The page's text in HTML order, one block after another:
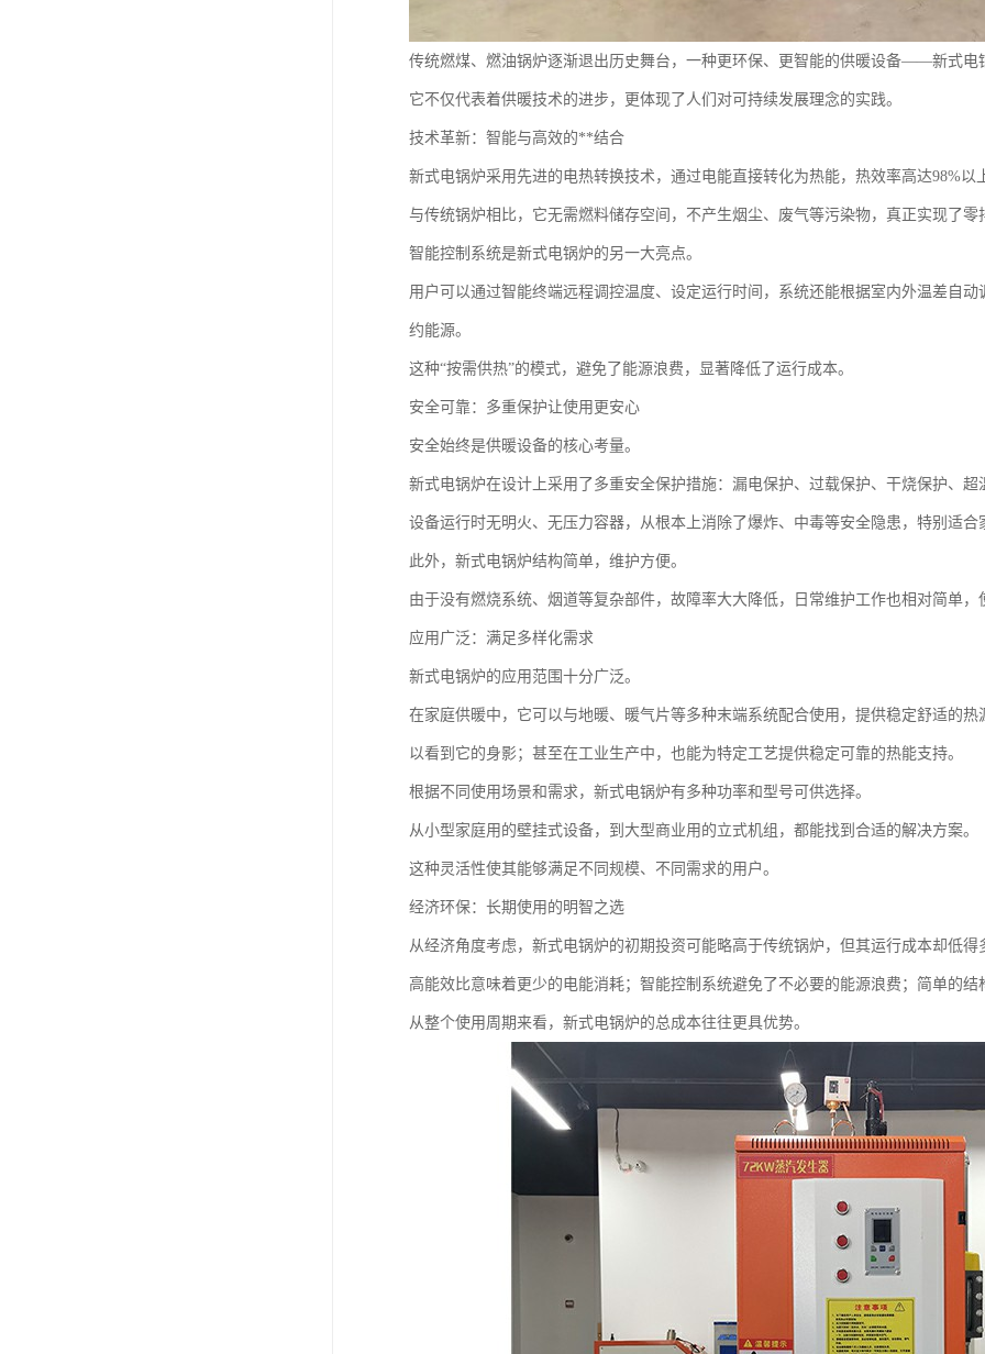
传统燃煤、燃油锅炉逐渐退出历史舞台，一种更环保、更智能的供暖设备——新式电
它不仅代表着供暖技术的进步，更体现了人们对可持续发展理念的实践。
技术革新：智能与高效的**结合
新式电锅炉采用先进的电热转换技术，通过电能直接转化为热能，热效率高达98%以
与传统锅炉相比，它无需燃料储存空间，不产生烟尘、废气等污染物，真正实现了零
智能控制系统是新式电锅炉的另一大亮点。
用户可以通过智能终端远程调控温度、设定运行时间，系统还能根据室内外温差自
约能源。
这种“按需供热”的模式，避免了能源浪费，显著降低了运行成本。
安全可靠：多重保护让使用更安心
安全始终是供暖设备的核心考量。
新式电锅炉在设计上采用了多重安全保护措施：漏电保护、过载保护、干烧保护、超
设备运行时无明火、无压力容器，从根本上消除了爆炸、中毒等安全隐患，特别适
此外，新式电锅炉结构简单，维护方便。
由于没有燃烧系统、烟道等复杂部件，故障率大大降低，日常维护工作也相对简单，
应用广泛：满足多样化需求
新式电锅炉的应用范围十分广泛。
在家庭供暖中，它可以与地暖、暖气片等多种末端系统配合使用，提供稳定舒适的
以看到它的身影；甚至在工业生产中，也能为特定工艺提供稳定可靠的热能支持。
根据不同使用场景和需求，新式电锅炉有多种功率和型号可供选择。
从小型家庭用的壁挂式设备，到大型商业用的立式机组，都能找到合适的解决方案。
这种灵活性使其能够满足不同规模、不同需求的用户。
经济环保：长期使用的明智之选
从经济角度考虑，新式电锅炉的初期投资可能略高于传统锅炉，但其运行成本却低得
高能效比意味着更少的电能消耗；智能控制系统避免了不必要的能源浪费；简单的
从整个使用周期来看，新式电锅炉的总成本往往更具优势。